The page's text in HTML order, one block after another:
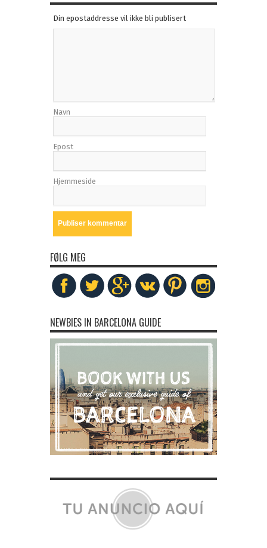
Din epostaddresse vil ikke bli publisert
Navn
Epost
Hjemmeside
FØLG MEG
NEWBIES IN BARCELONA GUIDE